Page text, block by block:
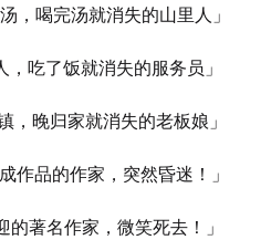
，喝完汤就消失的山里人」
，吃了饭就消失的服务员」
，晚归家就消失的老板娘」
作品的作家，突然昏迷！」
的著名作家，微笑死去！」